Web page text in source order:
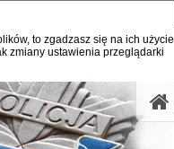
to zgadzasz się na ich użycie
zmiany ustawienia przeglądarki